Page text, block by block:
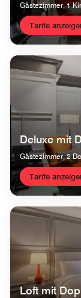
Gästezimmer, 1
Tarife
Deluxe mit
Gästezimmer, 2
Tarife
Loft mit